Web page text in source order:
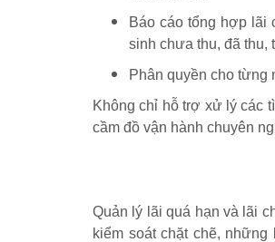
Báo cáo tổng hợp lãi
sinh chưa thu, đã thu,
Phân quyền cho từng
Không chỉ hỗ trợ xử lý các
cầm đồ vận hành chuyên
Quản lý lãi quá hạn và lãi
kiểm soát chặt chẽ,